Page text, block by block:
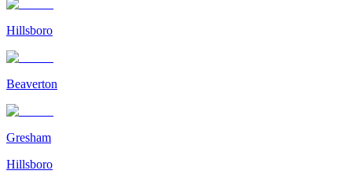
Hillsboro
Beaverton
Gresham
Hillsboro